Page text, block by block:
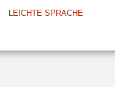
LEICHTE SPRACHE